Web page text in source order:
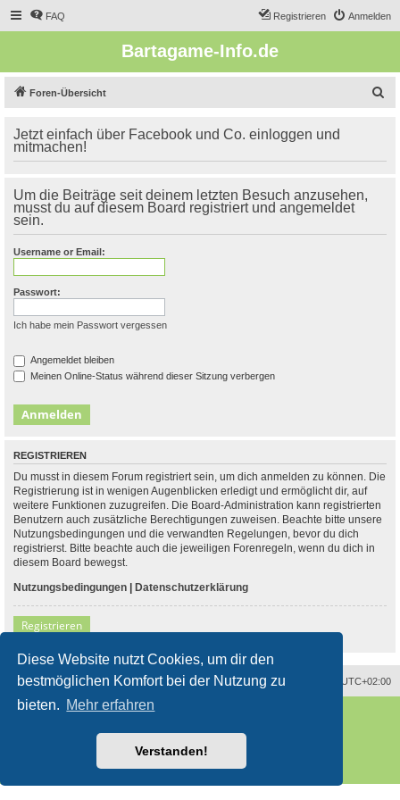
Diese Website nutzt Cookies, um dir den
bestmöglichen Komfort bei der Nutzung zu
bieten. Mehr erfahren
Verstanden!
FAQ Anmelden
Registrieren
Bartagame-Info.de
Foren-Übersicht
Jetzt einfach über Facebook und Co. einloggen und
mitmachen!
Um die Beiträge seit deinem letzten Besuch anzusehen,
musst du auf diesem Board registriert und angemeldet
sein.
Username or Email:
Passwort:
Ich habe mein Passwort vergessen
Angemeldet bleiben
Meinen Online-Status während dieser Sitzung verbergen
REGISTRIEREN
Du musst in diesem Forum registriert sein, um dich anmelden zu können. Die
Registrierung ist in wenigen Augenblicken erledigt und ermöglicht dir, auf
weitere Funktionen zuzugreifen. Die Board-Administration kann registrierten
Benutzern auch zusätzliche Berechtigungen zuweisen. Beachte bitte unsere
Nutzungsbedingungen und die verwandten Regelungen, bevor du dich
registrierst. Bitte beachte auch die jeweiligen Forenregeln, wenn du dich in
diesem Board bewegst.
Nutzungsbedingungen | Datenschutzerklärung
Registrieren
Alle Zeiten sind UTC+02:00
Powered by phpBB® Forum Software © phpBB Limited
Mazeltof2017
Nutzungsbedingungen